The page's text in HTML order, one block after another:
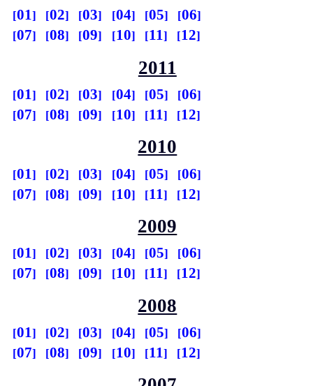
01 02 03 04 05
06
07
08 09 10 11 12
2011
01 02 03 04 05
06
07
08 09 10 11 12
2010
01 02 03 04 05
06
07
08 09 10 11 12
2009
01 02 03 04 05
06
07
08 09 10 11 12
2008
01 02 03 04 05
06
07
08 09 10 11 12